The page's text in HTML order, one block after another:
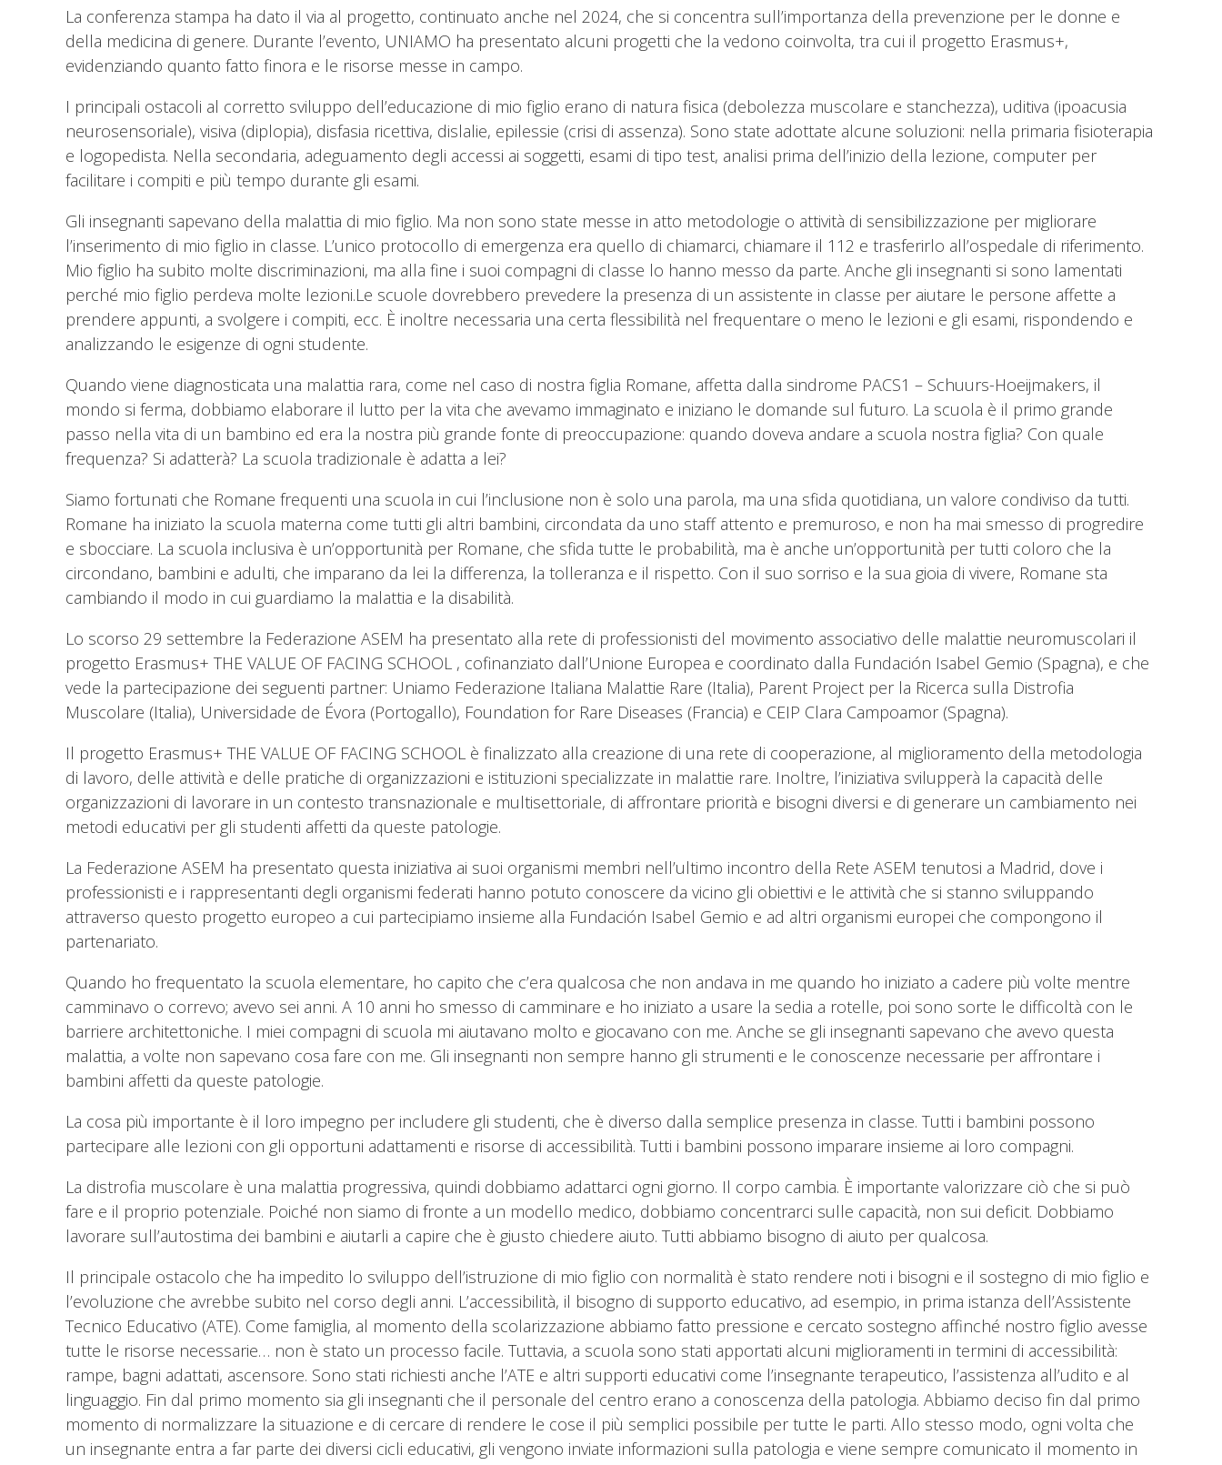
La conferenza stampa ha dato il via al progetto, continuato anche nel 2024, che si concentra sull’importanza della prevenzione per le donne e
della medicina di genere. Durante l’evento, UNIAMO ha presentato alcuni progetti che la vedono coinvolta, tra cui il progetto Erasmus+,
evidenziando quanto fatto finora e le risorse messe in campo.
I principali ostacoli al corretto sviluppo dell’educazione di mio figlio erano di natura fisica (debolezza muscolare e stanchezza), uditiva (ipoacusia
neurosensoriale), visiva (diplopia), disfasia ricettiva, dislalie, epilessie (crisi di assenza). Sono state adottate alcune soluzioni: nella primaria fisioterapia
e logopedista. Nella secondaria, adeguamento degli accessi ai soggetti, esami di tipo test, analisi prima dell’inizio della lezione, computer per
facilitare i compiti e più tempo durante gli esami.
Gli insegnanti sapevano della malattia di mio figlio. Ma non sono state messe in atto metodologie o attività di sensibilizzazione per migliorare
l’inserimento di mio figlio in classe. L’unico protocollo di emergenza era quello di chiamarci, chiamare il 112 e trasferirlo all’ospedale di riferimento.
Mio figlio ha subito molte discriminazioni, ma alla fine i suoi compagni di classe lo hanno messo da parte. Anche gli insegnanti si sono lamentati
perché mio figlio perdeva molte lezioni.Le scuole dovrebbero prevedere la presenza di un assistente in classe per aiutare le persone affette a
prendere appunti, a svolgere i compiti, ecc. È inoltre necessaria una certa flessibilità nel frequentare o meno le lezioni e gli esami, rispondendo e
analizzando le esigenze di ogni studente.
Quando viene diagnosticata una malattia rara, come nel caso di nostra figlia Romane, affetta dalla sindrome PACS1 – Schuurs-Hoeijmakers, il
mondo si ferma, dobbiamo elaborare il lutto per la vita che avevamo immaginato e iniziano le domande sul futuro. La scuola è il primo grande
passo nella vita di un bambino ed era la nostra più grande fonte di preoccupazione: quando doveva andare a scuola nostra figlia? Con quale
frequenza? Si adatterà? La scuola tradizionale è adatta a lei?
Siamo fortunati che Romane frequenti una scuola in cui l’inclusione non è solo una parola, ma una sfida quotidiana, un valore condiviso da tutti.
Romane ha iniziato la scuola materna come tutti gli altri bambini, circondata da uno staff attento e premuroso, e non ha mai smesso di progredire
e sbocciare. La scuola inclusiva è un’opportunità per Romane, che sfida tutte le probabilità, ma è anche un’opportunità per tutti coloro che la
circondano, bambini e adulti, che imparano da lei la differenza, la tolleranza e il rispetto. Con il suo sorriso e la sua gioia di vivere, Romane sta
cambiando il modo in cui guardiamo la malattia e la disabilità.
Lo scorso 29 settembre la Federazione ASEM ha presentato alla rete di professionisti del movimento associativo delle malattie neuromuscolari il
progetto Erasmus+ THE VALUE OF FACING SCHOOL , cofinanziato dall’Unione Europea e coordinato dalla Fundación Isabel Gemio (Spagna), e che
vede la partecipazione dei seguenti partner: Uniamo Federazione Italiana Malattie Rare (Italia), Parent Project per la Ricerca sulla Distrofia
Muscolare (Italia), Universidade de Évora (Portogallo), Foundation for Rare Diseases (Francia) e CEIP Clara Campoamor (Spagna).
Il progetto Erasmus+ THE VALUE OF FACING SCHOOL è finalizzato alla creazione di una rete di cooperazione, al miglioramento della metodologia
di lavoro, delle attività e delle pratiche di organizzazioni e istituzioni specializzate in malattie rare. Inoltre, l’iniziativa svilupperà la capacità delle
organizzazioni di lavorare in un contesto transnazionale e multisettoriale, di affrontare priorità e bisogni diversi e di generare un cambiamento nei
metodi educativi per gli studenti affetti da queste patologie.
La Federazione ASEM ha presentato questa iniziativa ai suoi organismi membri nell’ultimo incontro della Rete ASEM tenutosi a Madrid, dove i
professionisti e i rappresentanti degli organismi federati hanno potuto conoscere da vicino gli obiettivi e le attività che si stanno sviluppando
attraverso questo progetto europeo a cui partecipiamo insieme alla Fundación Isabel Gemio e ad altri organismi europei che compongono il
partenariato.
Quando ho frequentato la scuola elementare, ho capito che c’era qualcosa che non andava in me quando ho iniziato a cadere più volte mentre
camminavo o correvo; avevo sei anni. A 10 anni ho smesso di camminare e ho iniziato a usare la sedia a rotelle, poi sono sorte le difficoltà con le
barriere architettoniche. I miei compagni di scuola mi aiutavano molto e giocavano con me. Anche se gli insegnanti sapevano che avevo questa
malattia, a volte non sapevano cosa fare con me. Gli insegnanti non sempre hanno gli strumenti e le conoscenze necessarie per affrontare i
bambini affetti da queste patologie.
La cosa più importante è il loro impegno per includere gli studenti, che è diverso dalla semplice presenza in classe. Tutti i bambini possono
partecipare alle lezioni con gli opportuni adattamenti e risorse di accessibilità. Tutti i bambini possono imparare insieme ai loro compagni.
La distrofia muscolare è una malattia progressiva, quindi dobbiamo adattarci ogni giorno. Il corpo cambia. È importante valorizzare ciò che si può
fare e il proprio potenziale. Poiché non siamo di fronte a un modello medico, dobbiamo concentrarci sulle capacità, non sui deficit. Dobbiamo
lavorare sull’autostima dei bambini e aiutarli a capire che è giusto chiedere aiuto. Tutti abbiamo bisogno di aiuto per qualcosa.
Il principale ostacolo che ha impedito lo sviluppo dell’istruzione di mio figlio con normalità è stato rendere noti i bisogni e il sostegno di mio figlio e
l’evoluzione che avrebbe subito nel corso degli anni. L’accessibilità, il bisogno di supporto educativo, ad esempio, in prima istanza dell’Assistente
Tecnico Educativo (ATE). Come famiglia, al momento della scolarizzazione abbiamo fatto pressione e cercato sostegno affinché nostro figlio avesse
tutte le risorse necessarie… non è stato un processo facile. Tuttavia, a scuola sono stati apportati alcuni miglioramenti in termini di accessibilità:
rampe, bagni adattati, ascensore. Sono stati richiesti anche l’ATE e altri supporti educativi come l’insegnante terapeutico, l’assistenza all’udito e al
linguaggio. Fin dal primo momento sia gli insegnanti che il personale del centro erano a conoscenza della patologia. Abbiamo deciso fin dal primo
momento di normalizzare la situazione e di cercare di rendere le cose il più semplici possibile per tutte le parti. Allo stesso modo, ogni volta che
un insegnante entra a far parte dei diversi cicli educativi, gli vengono inviate informazioni sulla patologia e viene sempre comunicato il momento in